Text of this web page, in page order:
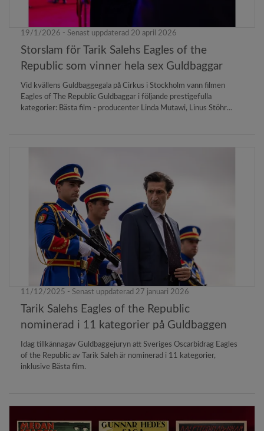
19/1/2026 - Senast uppdaterad 20 april 2026
Storslam för Tarik Salehs Eagles of the
Republic som vinner hela sex Guldbaggar
Vid kvällens Guldbaggegala på Cirkus i Stockholm vann filmen
Eagles of The Republic Guldbaggar i följande prestigefulla
kategorier: Bästa film - producenter Linda Mutawi, Linus Stöhr
effekter - Peter Hjort, Anders Nyman, Per Nyman and Mikael
Windelin.
11/12/2025 - Senast uppdaterad 27 januari 2026
Tarik Salehs Eagles of the Republic
nominerad i 11 kategorier på Guldbaggen
Idag tillkännagav Guldbaggejuryn att Sveriges Oscarbidrag Eagles
of the Republic av Tarik Saleh är nominerad i 11 kategorier,
inklusive Bästa film.